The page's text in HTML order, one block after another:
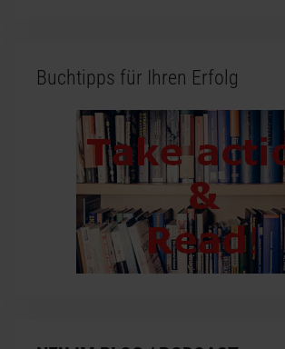
Buchtipps für Ihren Erfolg